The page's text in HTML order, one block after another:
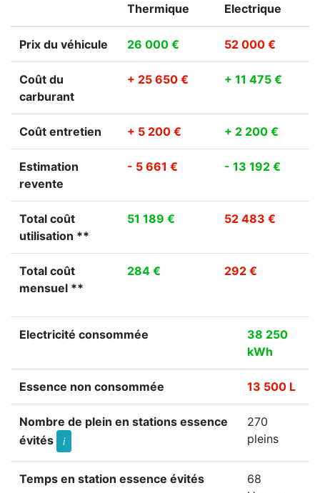
Thermique
Electrique
Prix du véhicule 26 000 € 52 000 €
Coût du
carburant
+ 25 650 € + 11 475 €
Coût entretien + 5 200 € + 2 200 €
Estimation
revente
- 5 661 € - 13 192 €
Total coût
utilisation **
51 189 € 52 483 €
Total coût
mensuel **
284 € 292 €
Electricité consommée
38 250
kWh
Essence non consommée 13 500 L
Nombre de plein en stations essence
évités
i
270
pleins
Temps en station essence évités
68